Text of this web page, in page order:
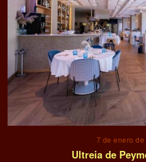
7 de enero de
Ultreia de